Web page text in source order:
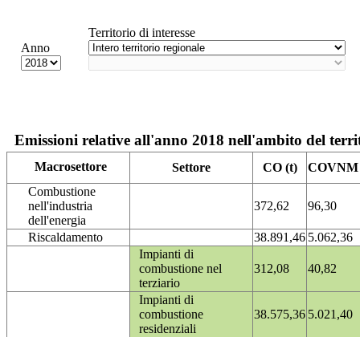
Anno
Territorio di interesse
Emissioni relative all'anno 2018 nell'ambito del
Macrosettore Settore CO (t)
COVNM
Combustione
nell'industria
dell'energia
372,62 96,30
Riscaldamento 38.891,46 5.062,36
Impianti di
combustione nel
terziario
312,08 40,82
Impianti di
combustione
residenziali
38.575,36 5.021,40